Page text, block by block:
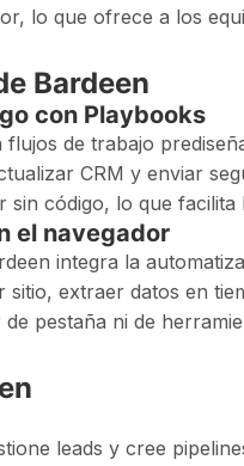
lo que ofrece a los
Bardeen
con Playbooks
de trabajo
CRM y enviar
código, lo que
el navegador
integra la
sitio, extraer datos en
pestaña ni de
leads y cree